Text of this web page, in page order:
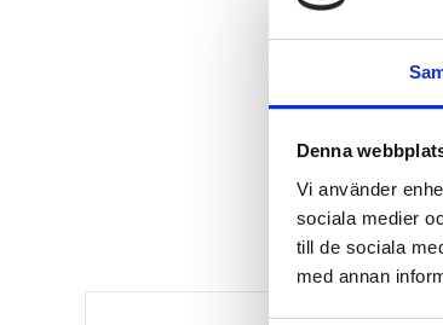
Denna
Vi använder
sociala medier
till de sociala
med annan